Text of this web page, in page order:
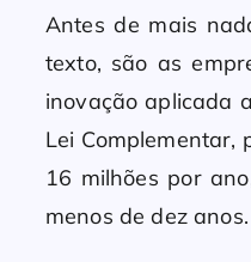
Antes de mais
texto, são as
inovação aplicada
Lei
16 milhões por
menos de dez anos.